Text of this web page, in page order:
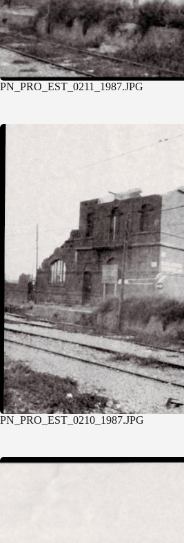
PN_PRO_EST_0211_1987.JPG
PN_PRO_EST_0210_1987.JPG